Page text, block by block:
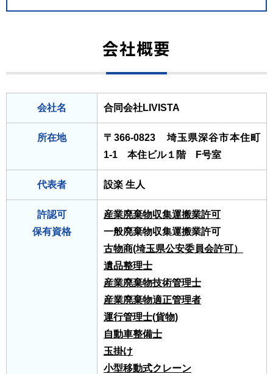
会社概要
会社名 合同会社LIVISTA
所在地
〒366-0823 埼玉県深谷市本住町
1-1 本住ビル１階 F号室
代表者 設楽 生人
許認可
保有資格
産業廃棄物収集運搬業許可
一般廃棄物収集運搬業許可
古物商(埼玉県公安委員会許可）
遺品整理士
産業廃棄物技術管理士
産業廃棄物適正管理者
運行管理士(貨物)
自動車整備士
玉掛け
小型移動式クレーン